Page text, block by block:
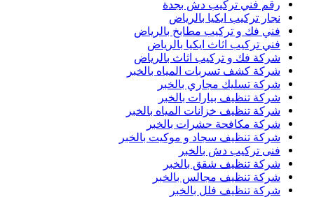
رقم فني تركيب دش بجدة
نجار تركيب ايكيا بالرياض
فني فك و تركيب مطابخ بالرياض
فني تركيب اثاث ايكيا بالرياض
شركة فك و تركيب اثاث بالرياض
شركة كشف تسربات المياه بالخبر
شركة تسليك مجاري بالخبر
شركة تنظيف بيارات بالخبر
شركة تنظيف خزانات المياه بالخبر
شركة مكافحة حشرات بالخبر
شركة تنظيف سجاد و موكيت بالخبر
فنى تركيب دش بالخبر
شركة تنظيف شقق بالخبر
شركة تنظيف مجالس بالخبر
شركة تنظيف فلل بالخبر